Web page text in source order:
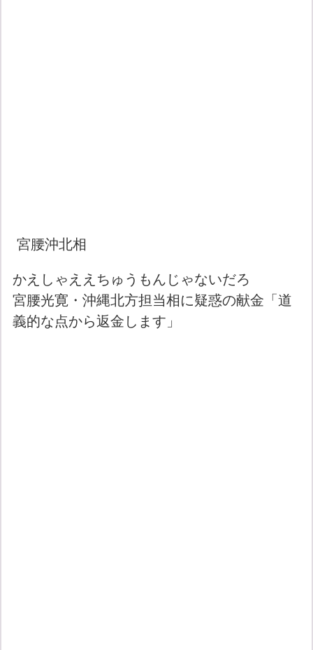
宮腰沖北相
かえしゃええちゅうもんじゃないだろ
宮腰光寛・沖縄北方担当相に疑惑の献金「道
義的な点から返金します」